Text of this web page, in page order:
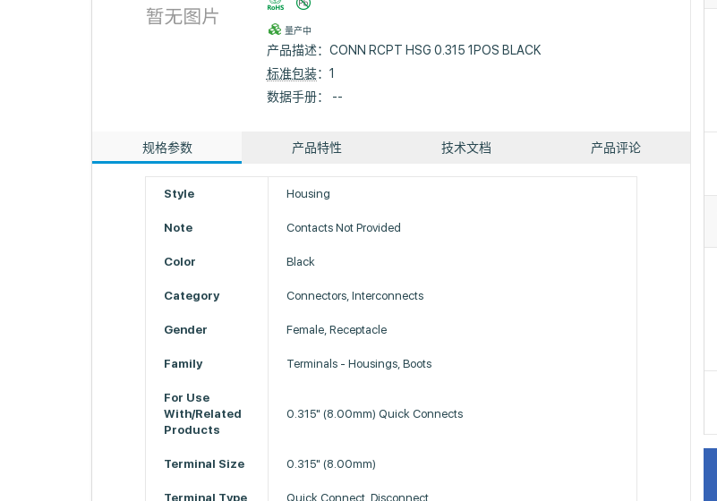
量产中
产品描述： CONN RCPT HSG 0.315 1POS BLACK
标准包装：1
数据手册： --
规格参数 产品特性 技术文档 产品评论
Style Housing
Note Contacts Not Provided
Color Black
Category Connectors, Interconnects
Gender Female, Receptacle
Family Terminals - Housings, Boots
For Use
With/Related
Products
0.315" (8.00mm) Quick Connects
Terminal Size 0.315" (8.00mm)
Terminal Type Quick Connect, Disconnect